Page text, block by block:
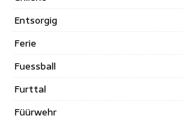
Entsorgig
Ferie
Fuessball
Furttal
Füürwehr